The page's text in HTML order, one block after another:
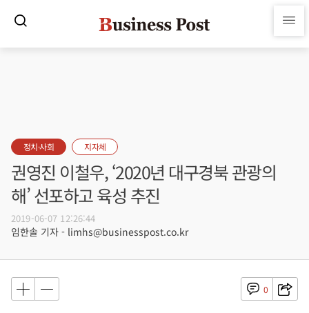
정치·사회 지자체
권영진 이철우, ‘2020년 대구경북 관광의
해’ 선포하고 육성 추진
2019-06-07 12:26:44
임한솔 기자 - limhs@businesspost.co.kr
0